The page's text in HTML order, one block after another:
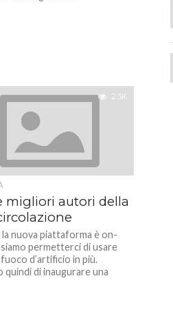
2.3K
migliori autori della
la nuova piattaforma è on-
permetterci di usare
d’artificio in più.
quindi di inaugurare una